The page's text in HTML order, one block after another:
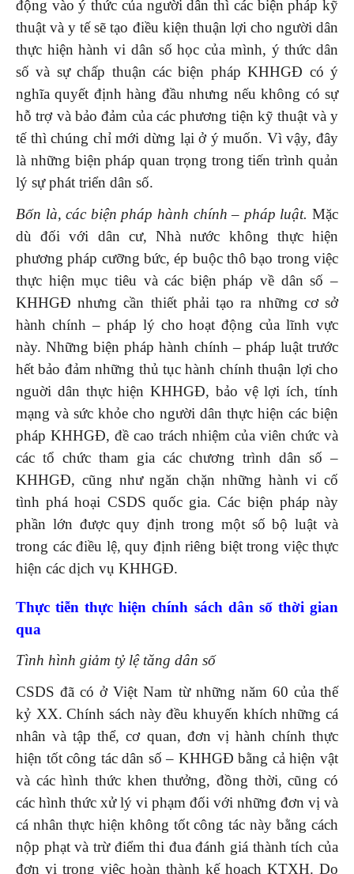
động vào ý thức của người dân thì các biện pháp kỹ
thuật và y tế sẽ tạo điều kiện thuận lợi cho người dân
thực hiện hành vi dân số học của mình, ý thức dân
số và sự chấp thuận các biện pháp KHHGĐ có ý
nghĩa quyết định hàng đầu nhưng nếu không có sự
hỗ trợ và bảo đảm của các phương tiện kỹ thuật và y
tế thì chúng chỉ mới dừng lại ở ý muốn. Vì vậy, đây
là những biện pháp quan trọng trong tiến trình quản
lý sự phát triển dân số.
Bốn là, các biện pháp hành chính – pháp luật. Mặc
dù đối với dân cư, Nhà nước không thực hiện
phương pháp cưỡng bức, ép buộc thô bạo trong việc
thực hiện mục tiêu và các biện pháp về dân số –
KHHGĐ nhưng cần thiết phải tạo ra những cơ sở
hành chính – pháp lý cho hoạt động của lĩnh vực
này. Những biện pháp hành chính – pháp luật trước
hết bảo đảm những thủ tục hành chính thuận lợi cho
nguời dân thực hiện KHHGĐ, bảo vệ lợi ích, tính
mạng và sức khỏe cho người dân thực hiện các biện
pháp KHHGĐ, đề cao trách nhiệm của viên chức và
các tổ chức tham gia các chương trình dân số –
KHHGĐ, cũng như ngăn chặn những hành vi cố
tình phá hoại CSDS quốc gia. Các biện pháp này
phần lớn được quy định trong một số bộ luật và
trong các điều lệ, quy định riêng biệt trong việc thực
hiện các dịch vụ KHHGĐ.
Thực tiễn thực hiện chính sách dân số thời gian
qua
Tình hình giảm tỷ lệ tăng dân số
CSDS đã có ở Việt Nam từ những năm 60 của thế
kỷ XX. Chính sách này đều khuyến khích những cá
nhân và tập thể, cơ quan, đơn vị hành chính thực
hiện tốt công tác dân số – KHHGĐ bằng cả hiện vật
và các hình thức khen thưởng, đồng thời, cũng có
các hình thức xử lý vi phạm đối với những đơn vị và
cá nhân thực hiện không tốt công tác này bằng cách
nộp phạt và trừ điểm thi đua đánh giá thành tích của
đơn vị trong việc hoàn thành kế hoạch KTXH. Do